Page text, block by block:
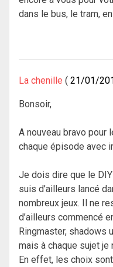
dans le bus, le tram,
La chenille 21/01/
Bonsoir,
A nouveau bravo pour
chaque épisode avec
Je dois dire que le
suis d’ailleurs lancé
nombreux jeux. Il ne
d’ailleurs commencé
Ringmaster, shadows
mais à chaque sujet
En effet, les choix